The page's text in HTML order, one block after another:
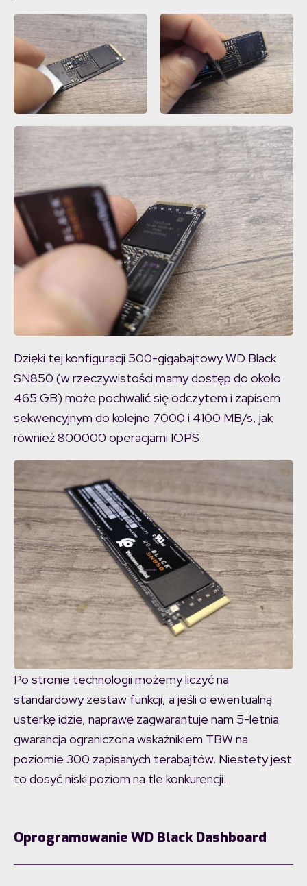
Dzięki tej konfiguracji 500-gigabajtowy WD Black
SN850 (w rzeczywistości mamy dostęp do około
465 GB) może pochwalić się odczytem i zapisem
sekwencyjnym do kolejno 7000 i 4100 MB/s, jak
również 800000 operacjami IOPS.
Po stronie technologii możemy liczyć na
standardowy zestaw funkcji, a jeśli o ewentualną
usterkę idzie, naprawę zagwarantuje nam 5-letnia
gwarancja ograniczona wskaźnikiem TBW na
poziomie 300 zapisanych terabajtów. Niestety jest
to dosyć niski poziom na tle konkurencji.
Oprogramowanie WD Black Dashboard